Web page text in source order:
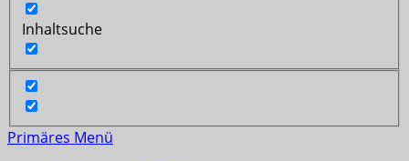
Inhaltsuche
Primäres Menü